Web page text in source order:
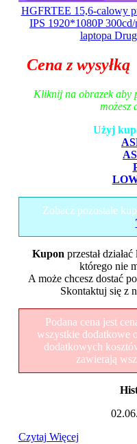
HGFRTEE 15,6-calowy
IPS 1920*1080P
laptopa
Cena z wysyłką
Kliknij na obrazek aby
możesz
Użyj
Zobacz pozostałe
Kupon przestał działać
którego nie
A może chcesz dostać
Skontaktuj się z
Podana cena jest
wszystkie dodatkowe
dodatkowych
zawierają
Czytaj Więcej